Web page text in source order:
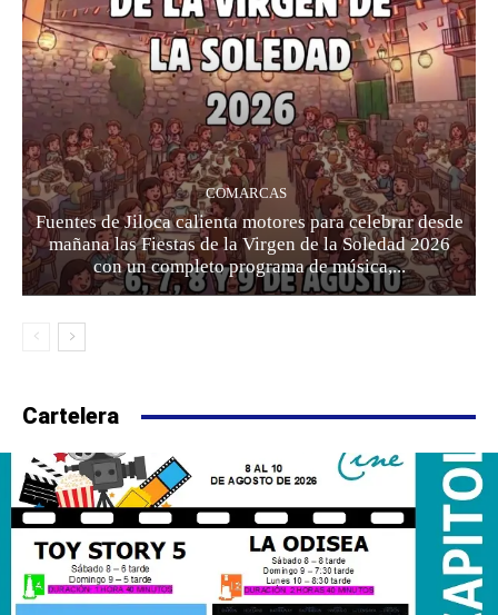
COMARCAS
Fuentes de Jiloca calienta motores para celebrar desde
mañana las Fiestas de la Virgen de la Soledad 2026
con un completo programa de música,...
Cartelera